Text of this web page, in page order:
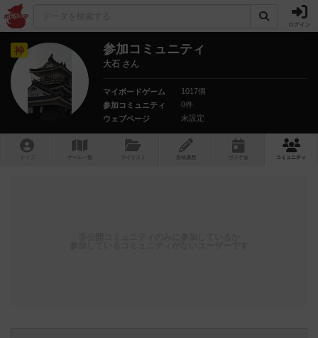
ログイン
神 参加コミュニティ
大石 さん
マイボードゲーム
1017個
参加コミュニティ
0件
ウェブページ
未設定
トップ ゲーム一覧 マイリスト 投稿履歴 ボ ドゲ コミュニティ